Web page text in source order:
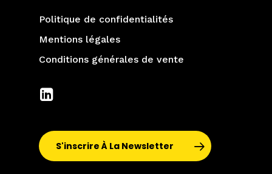
Politique de confidentialités
Mentions légales
Conditions générales de vente
S'inscrire À La Newsletter